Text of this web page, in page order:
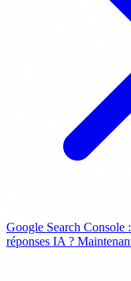
Google Search Console
réponses IA ?